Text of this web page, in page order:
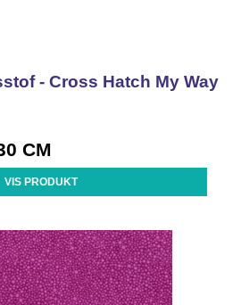
- Cross Hatch My Way
CM
VIS PRODUKT